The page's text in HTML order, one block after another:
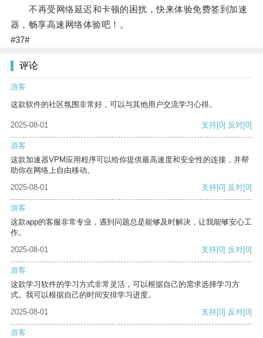
不再受网络延迟和卡顿的困扰，快来体验免费签到加速
器，畅享高速网络体验吧！。
#37#
评论
游客
这款软件的社区氛围非常好，可以与其他用户交流学习心得。
2025-08-01 支持[0] 反对[0]
游客
这款加速器VPM应用程序可以给你提供最高速度和安全性的连接，并帮
助你在网络上自由移动。
2025-08-01
支持[0] 反对[0]
游客
这款app的客服非常专业，遇到问题总是能够及时解决，让我能够安心工
作。
2025-08-01
支持[0] 反对[0]
游客
这款学习软件的学习方式非常灵活，可以根据自己的需求选择学习方
式。我可以根据自己的时间安排学习进度。
2025-08-01
支持[0] 反对[0]
游客